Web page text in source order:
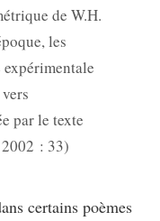
de W.H.
les
par le texte
: 33)
certains poèmes